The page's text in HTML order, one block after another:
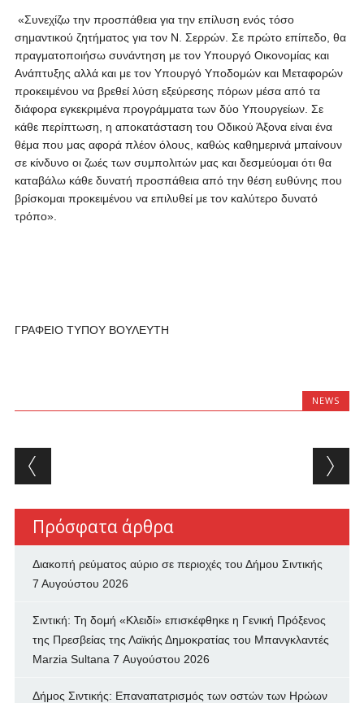
«Συνεχίζω την προσπάθεια για την επίλυση ενός τόσο
σημαντικού ζητήματος για τον Ν. Σερρών. Σε πρώτο επίπεδο, θα
πραγματοποιήσω συνάντηση με τον Υπουργό Οικονομίας και
Ανάπτυξης αλλά και με τον Υπουργό Υποδομών και Μεταφορών
προκειμένου να βρεθεί λύση εξεύρεσης πόρων μέσα από τα
διάφορα εγκεκριμένα προγράμματα των δύο Υπουργείων. Σε
κάθε περίπτωση, η αποκατάσταση του Οδικού Άξονα είναι ένα
θέμα που μας αφορά πλέον όλους, καθώς καθημερινά μπαίνουν
σε κίνδυνο οι ζωές των συμπολιτών μας και δεσμεύομαι ότι θα
καταβάλω κάθε δυνατή προσπάθεια από την θέση ευθύνης που
βρίσκομαι προκειμένου να επιλυθεί με τον καλύτερο δυνατό
τρόπο».
ΓΡΑΦΕΙΟ ΤΥΠΟΥ ΒΟΥΛΕΥΤΗ
NEWS
Post navigation
Πρόσφατα άρθρα
Διακοπή ρεύματος αύριο σε περιοχές του Δήμου Σιντικής
7 Αυγούστου 2026
Σιντική: Τη δομή «Κλειδί» επισκέφθηκε η Γενική Πρόξενος
της Πρεσβείας της Λαϊκής Δημοκρατίας του Μπανγκλαντές
Marzia Sultana 7 Αυγούστου 2026
Δήμος Σιντικής: Επαναπατρισμός των oστών των Ηρώων